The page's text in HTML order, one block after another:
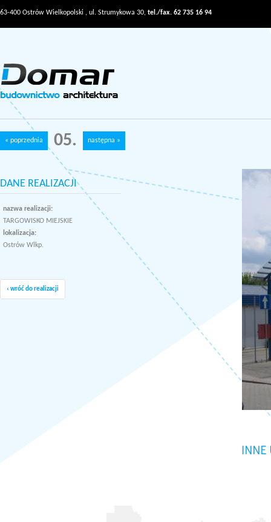
63-400 Ostrów Wielkopolski , ul. Strumykowa 30, tel./fax. 62 735 16 94
« poprzednia 05. następna »
DANE REALIZACJI
nazwa realizacji:
TARGOWISKO MIEJSKIE
lokalizacja:
Ostrów Wlkp.
‹ wróć do realizacji